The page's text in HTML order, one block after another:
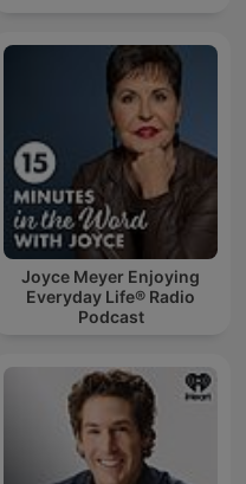
Joyce Meyer Enjoying
Everyday Life® Radio
Podcast